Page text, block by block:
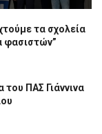
τα σχολεία
φασιστών”
του ΠΑΣ Γιάννινα